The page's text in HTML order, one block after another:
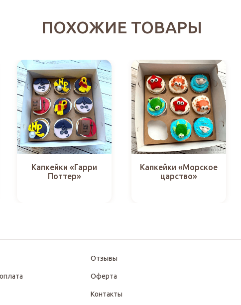
ПОХОЖИЕ ТОВАРЫ
Капкейки «Гарри
Поттер»
Капкейки «Морское
царство»
Отзывы
Оферта
Контакты